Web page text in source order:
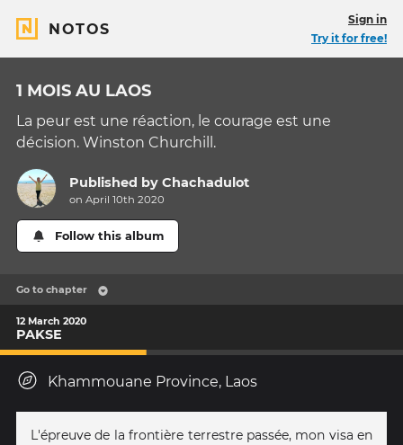
NOTOS
Sign in
Try it for free!
1 MOIS AU LAOS
La peur est une réaction, le courage est une
décision. Winston Churchill.
Published byChachadulot
on April 10th 2020
Follow this album
Go to chapter
12 March 2020
PAKSE
Khammouane Province, Laos
L'épreuve de la frontière terrestre passée, mon visa en